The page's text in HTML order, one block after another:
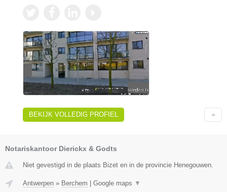
BEKIJK VOLLEDIG PROFIEL
Notariskantoor Dierickx & Godts
Niet gevestigd in de plaats Bizet en in de provincie Henegouwen.
Antwerpen » Berchem Google maps ▼